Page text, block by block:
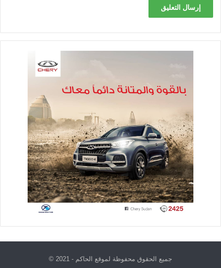
جميع الحقوق محفوظة لموقع الحاكم - 2021 ©